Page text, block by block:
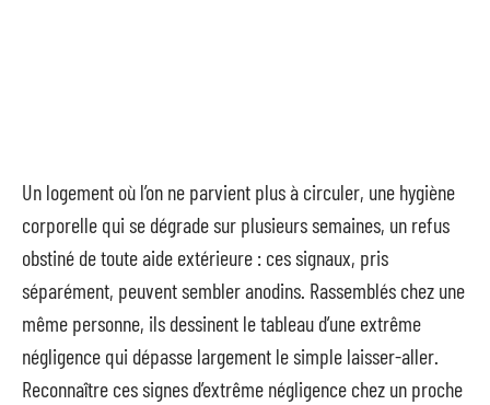
Un logement où l’on ne parvient plus à circuler, une hygiène
corporelle qui se dégrade sur plusieurs semaines, un refus
obstiné de toute aide extérieure : ces signaux, pris
séparément, peuvent sembler anodins. Rassemblés chez une
même personne, ils dessinent le tableau d’une extrême
négligence qui dépasse largement le simple laisser-aller.
Reconnaître ces signes d’extrême négligence chez un proche